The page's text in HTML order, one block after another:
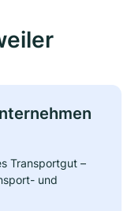
Transportgut –
und